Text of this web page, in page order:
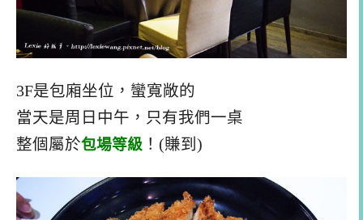
3F是包廂坐位，蠻寬敞的
當天是周日中午，只有我們一桌
整個屬於包場等級 ！(賺到)